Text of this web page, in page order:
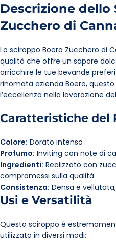
Descrizione dello
Zucchero di
Lo sciroppo Boero Zucchero di
qualità che offre un sapore
arricchire le tue bevande
rinomata azienda Boero,
l’eccellenza nella lavorazione
Caratteristiche del
Colore: Dorato intenso
Profumo: Inviting con note di
Ingredienti: Realizzato con
compromessi sulla qualità
Consistenza: Densa e
Usi e Versatilità
Questo sciroppo è
utilizzato in diversi modi: